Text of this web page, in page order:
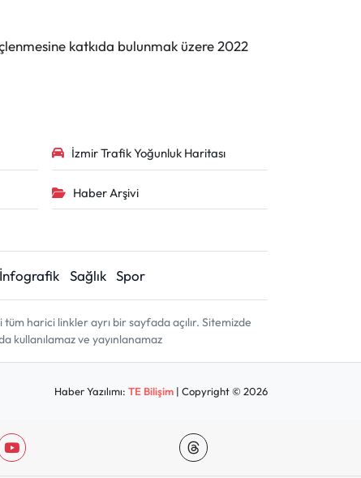
katkıda bulunmak üzere 2022
İzmir Trafik Yoğunluk Haritası
Haber Arşivi
İnfografik Sağlık Spor
harici linkler ayrı bir sayfada açılır. Sitemizde
kullanılamaz ve yayınlanamaz
Haber Yazılımı:TE Bilişim | Copyright © 2026